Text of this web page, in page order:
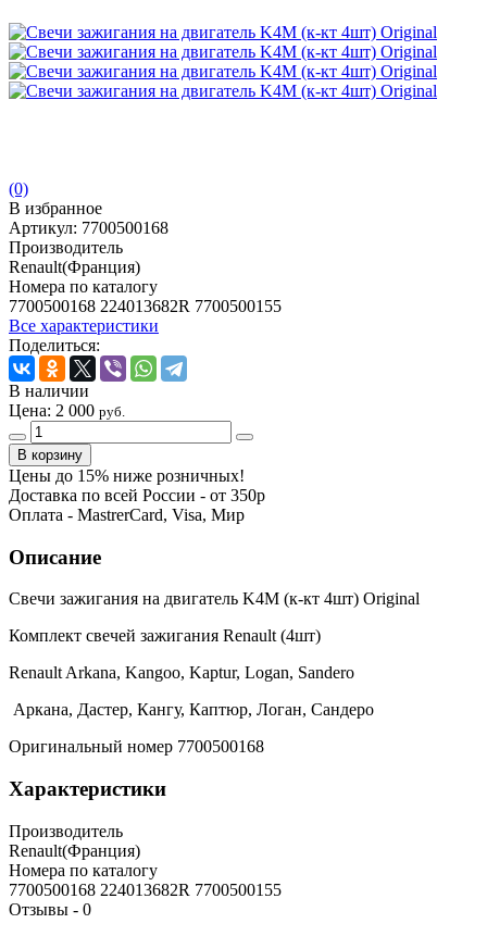
(0)
В избранное
Артикул: 7700500168
Производитель
Renault(Франция)
Номера по каталогу
7700500168 224013682R 7700500155
Все характеристики
Поделиться:
В наличии
Цена: 2 000 руб.
Цены до 15% ниже розничных!
Доставка по всей России - от 350р
Оплата - MastrerCard, Visa, Мир
Описание
Свечи зажигания на двигатель K4M (к-кт 4шт) Original
Комплект свечей зажигания Renault (4шт)
Renault Arkana, Kangoo, Kaptur, Logan, Sandero
Аркана, Дастер, Кангу, Каптюр, Логан, Сандеро
Оригинальный номер 7700500168
Характеристики
Производитель
Renault(Франция)
Номера по каталогу
7700500168 224013682R 7700500155
Отзывы - 0